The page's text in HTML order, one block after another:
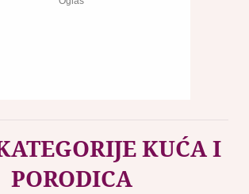
KUĆA I
PORODICA